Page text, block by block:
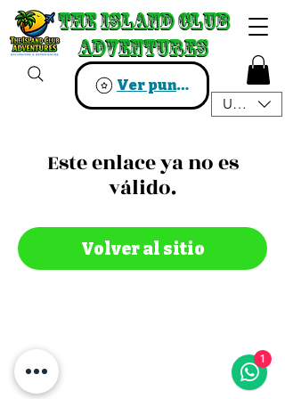
The Island Club
Adventures
The Island Club
Adventures
Ver puntos
USD ($)
Este enlace ya no es
válido.
Volver al sitio
1